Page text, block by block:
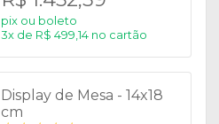
pix ou boleto
3x de R$ 499,14 no cartão
Display de Mesa - 14x18
cm